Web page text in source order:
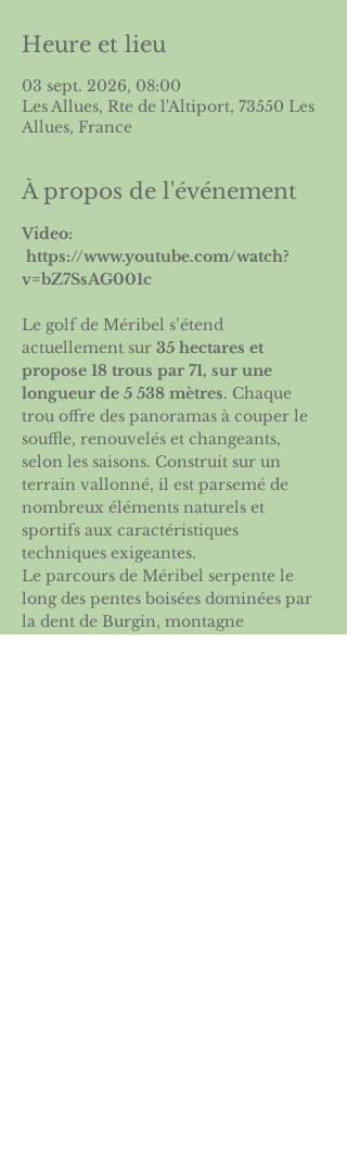
Heure et lieu
03 sept. 2026, 08:00
Les Allues, Rte de l'Altiport, 73550 Les
Allues, France
À propos de l'événement
Video:
https://www.youtube.com/watch?
v=bZ7SsAG001c
Le golf de Méribel s’étend
actuellement sur 35 hectares et
propose 18 trous par 71, sur une
longueur de 5 538 mètres. Chaque
trou offre des panoramas à couper le
souffle, renouvelés et changeants,
selon les saisons. Construit sur un
terrain vallonné, il est parsemé de
nombreux éléments naturels et
sportifs aux caractéristiques
techniques exigeantes.
Le parcours de Méribel serpente le
long des pentes boisées dominées par
la dent de Burgin, montagne